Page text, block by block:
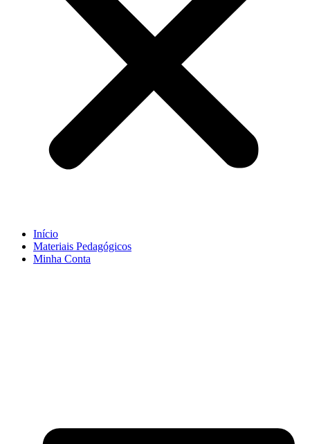
Início
Materiais Pedagógicos
Minha Conta